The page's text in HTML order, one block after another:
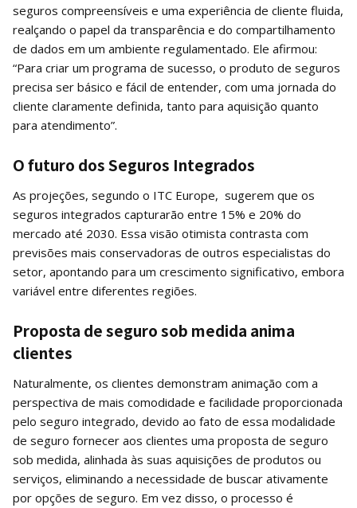
seguros compreensíveis e uma experiência de cliente fluida,
realçando o papel da transparência e do compartilhamento
de dados em um ambiente regulamentado. Ele afirmou:
“Para criar um programa de sucesso, o produto de seguros
precisa ser básico e fácil de entender, com uma jornada do
cliente claramente definida, tanto para aquisição quanto
para atendimento”.
O futuro dos Seguros Integrados
As projeções, segundo o ITC Europe, sugerem que os
seguros integrados capturarão entre 15% e 20% do
mercado até 2030. Essa visão otimista contrasta com
previsões mais conservadoras de outros especialistas do
setor, apontando para um crescimento significativo, embora
variável entre diferentes regiões.
Proposta de seguro sob medida anima
clientes
Naturalmente, os clientes demonstram animação com a
perspectiva de mais comodidade e facilidade proporcionada
pelo seguro integrado, devido ao fato de essa modalidade
de seguro fornecer aos clientes uma proposta de seguro
sob medida, alinhada às suas aquisições de produtos ou
serviços, eliminando a necessidade de buscar ativamente
por opções de seguro. Em vez disso, o processo é